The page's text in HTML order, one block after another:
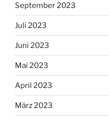
September 2023
Juli 2023
Juni 2023
Mai 2023
April 2023
März 2023